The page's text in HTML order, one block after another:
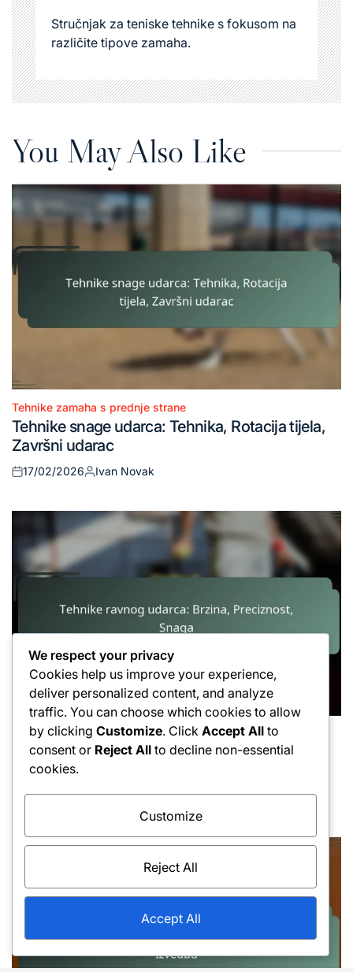
Stručnjak za teniske tehnike s fokusom na
različite tipove zamaha.
You May Also Like
Posted
in
Tehnike zamaha s prednje strane
Tehnike snage udarca: Tehnika, Rotacija tijela,
Završni udarac
Posted
17/02/2026
Posted
Ivan Novak
Posted
Tehnike zamaha s prednje strane
Tehnike ravnog udarca: Brzina, Preciznost,
Snaga
16/02/2026 Ivan Novak
We respect your privacy
Cookies help us improve your experience,
deliver personalized content, and analyze
traffic. You can choose which cookies to allow
by clicking Customize. Click Accept All to
consent or Reject All to decline non-essential
cookies.
Customize
Reject All
Accept All